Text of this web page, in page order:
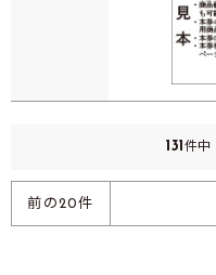
131 件中
前の20件